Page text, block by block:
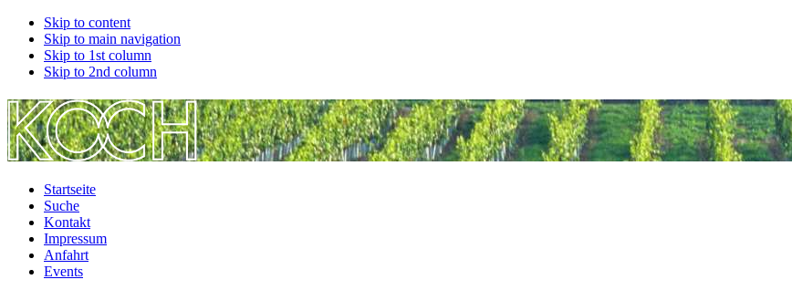
Skip to content
Skip to main navigation
Skip to 1st column
Skip to 2nd column
Startseite
Suche
Kontakt
Impressum
Anfahrt
Events